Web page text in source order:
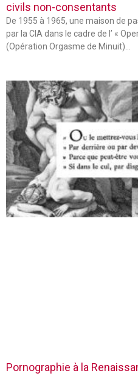
civils non-consentants
De 1955 à 1965, une maison de
par la CIA dans le cadre de l’ «
(Opération Orgasme de Minuit)…
Pornographie à la